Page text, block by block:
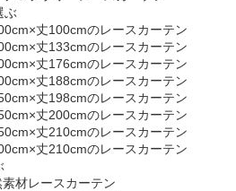
ぶ
丈100cmのレースカーテン
丈133cmのレースカーテン
丈176cmのレースカーテン
丈188cmのレースカーテン
丈198cmのレースカーテン
丈200cmのレースカーテン
丈210cmのレースカーテン
丈210cmのレースカーテン
素材レースカーテン